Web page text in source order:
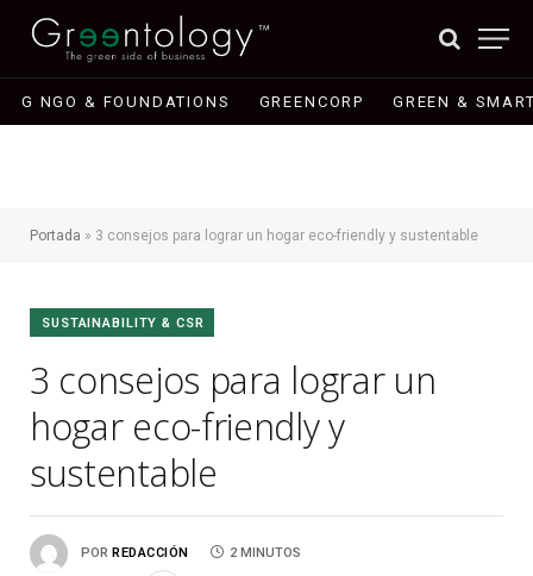
G NGO & FOUNDATIONS GREENCORP GREEN &
Portada » 3 consejos para lograr un hogar eco-friendly y sustentable
SUSTAINABILITY & CSR
3 consejos para lograr un
hogar eco-friendly y
sustentable
POR REDACCIÓN 2 MINUTOS